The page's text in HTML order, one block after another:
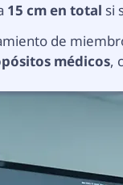
15 cm en total si
de
médicos,